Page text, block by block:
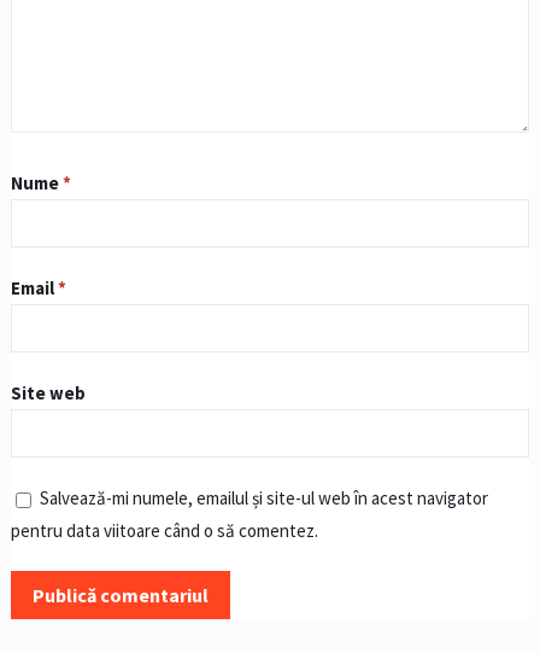
Nume*
Email*
Site web
Salvează-mi numele, emailul și site-ul web în acest navigator
pentru data viitoare când o să comentez.